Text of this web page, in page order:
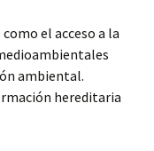
el acceso a la
ambiental.
hereditaria